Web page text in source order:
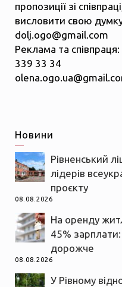
пропозиції зі
висловити свою
dolj.ogo@gmail.com
Реклама та
339 33 34
Новини
Рівненський
лідерів
проєкту
08.08.2026
На оренду
45%
дорожче
08.08.2026
У Рівному